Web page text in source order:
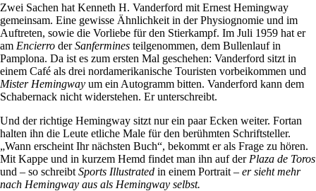
Zwei Sachen hat Kenneth H. Vanderford mit Ernest Hemingway
gemeinsam. Eine gewisse Ähnlichkeit in der Physiognomie und im
Auftreten, sowie die Vorliebe für den Stierkampf. Im Juli 1959 hat er
am Encierro derSanfermines teilgenommen, dem Bullenlauf in
Pamplona. Da ist es zum ersten Mal geschehen: Vanderford sitzt in
einem Café als drei nordamerikanische Touristen vorbeikommen und
Mister Hemingway um ein Autogramm bitten. Vanderford kann dem
Schabernack nicht widerstehen. Er unterschreibt.
Und der richtige Hemingway sitzt nur ein paar Ecken weiter. Fortan
halten ihn die Leute etliche Male für den berühmten Schriftsteller.
„Wann erscheint Ihr nächsten Buch“, bekommt er als Frage zu hören.
Mit Kappe und in kurzem Hemd findet man ihn auf der Plaza de Toros
und – so schreibt Sports Illustrated in einem Portrait – er sieht mehr
nach Hemingway aus als Hemingway selbst.